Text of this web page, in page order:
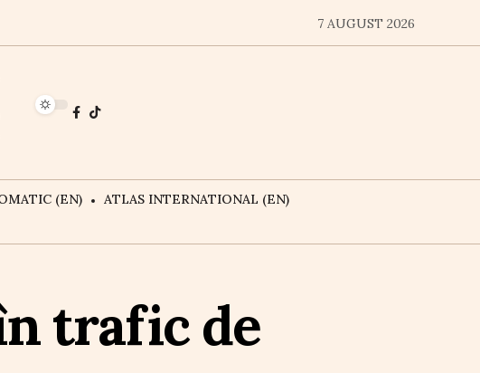
7 AUGUST 2026
(EN)
ATLAS INTERNATIONAL (EN)
trafic de